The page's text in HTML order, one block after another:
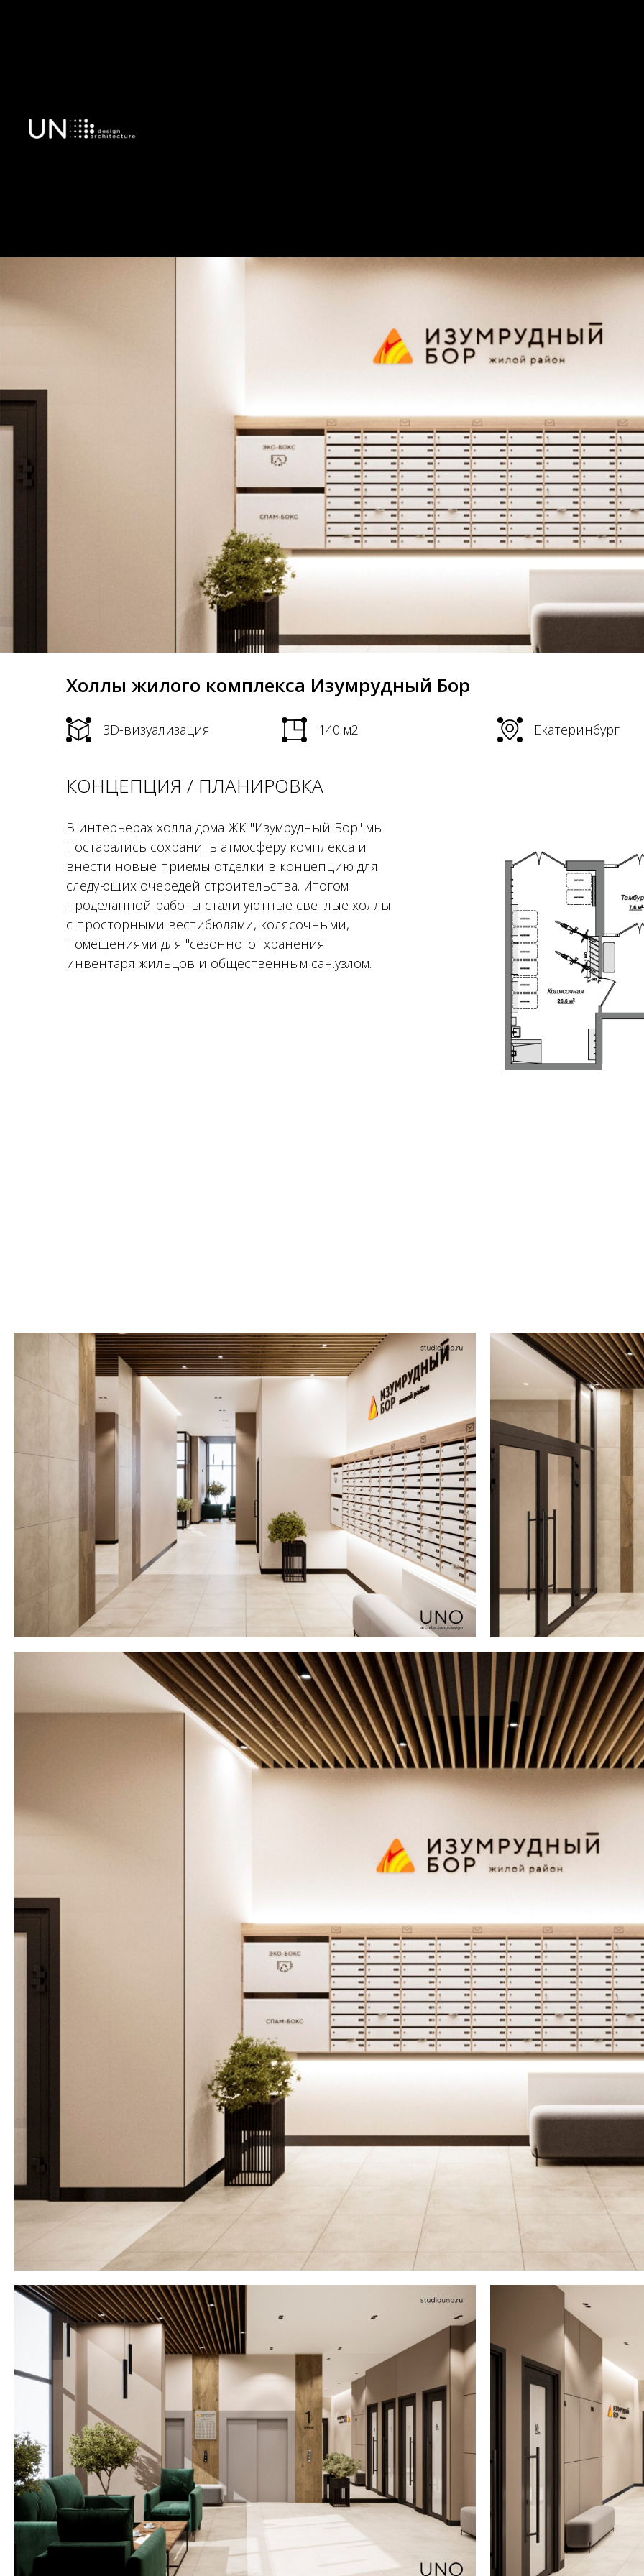
Холлы жилого комплекса Изумрудный Бор
3D-визуализация 140 м2 Екатеринбург
КОНЦЕПЦИЯ / ПЛАНИРОВКА
В интерьерах холла дома ЖК "Изумрудный Бор" мы
постарались сохранить атмосферу комплекса и
внести новые приемы отделки в концепцию для
следующих очередей строительства. Итогом
проделанной работы стали уютные светлые холлы
с просторными вестибюлями, колясочными,
помещениями для "сезонного" хранения
инвентаря жильцов и общественным сан.узлом.